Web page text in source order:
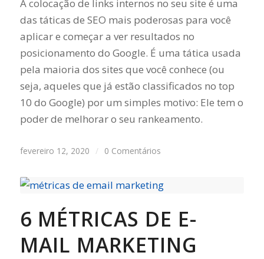
A colocação de links internos no seu site é uma
das táticas de SEO mais poderosas para você
aplicar e começar a ver resultados no
posicionamento do Google. É uma tática usada
pela maioria dos sites que você conhece (ou
seja, aqueles que já estão classificados no top
10 do Google) por um simples motivo: Ele tem o
poder de melhorar o seu rankeamento.
fevereiro 12, 2020 / 0 Comentários
6 MÉTRICAS DE E-
MAIL MARKETING